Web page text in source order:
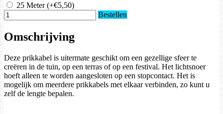
25 Meter(+€5,50)
Bestellen
Omschrijving
Deze prikkabel is uitermate geschikt om een gezellige sfeer te
creëren in de tuin, op een terras of op een festival. Het lichtsnoer
hoeft alleen te worden aangesloten op een stopcontact. Het is
mogelijk om meerdere prikkabels met elkaar verbinden, zo kunt u
zelf de lengte bepalen.